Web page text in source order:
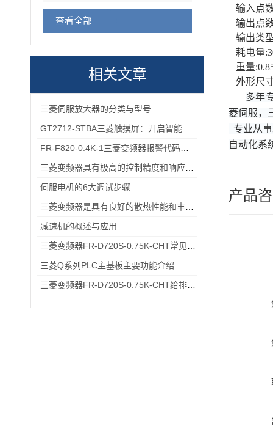
查看全部
相关文章
三菱伺服放大器的分类与型号
伺服电机的6大调试步骤
减速机的概述与应用
三菱Q系列PLC主基板主要功能介绍
输入点
输出点
输出类
耗电量
重量
外形尺
多年
菱伺服，
专业从
自动化系
产品